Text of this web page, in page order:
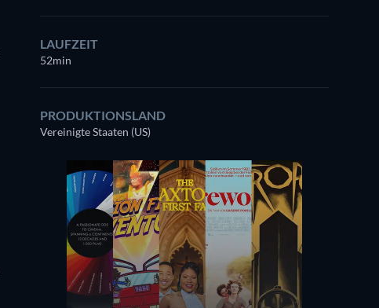
LAUFZEIT
52min
PRODUKTIONSLAND
Vereinigte Staaten (US)